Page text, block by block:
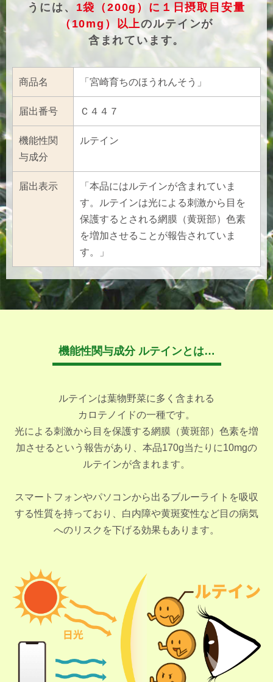
うには、 1袋（200g）に１日摂取目安量
（10mg）以上のルテインが
含まれています。
商品名 「宮崎育ちのほうれんそう」
届出番号 Ｃ４４７
機能性関
与成分
ルテイン
届出表示
「本品にはルテインが含まれていま
す。ルテインは光による刺激から目を
保護するとされる網膜（黄斑部）色素
を増加させることが報告されていま
す。」
機能性関与成分 ルテインとは…
ルテインは葉物野菜に多く含まれる
カロテノイドの一種です。
光による刺激から目を保護する網膜（黄斑部）色素を増
加させるという報告があり、 本品170g当たりに10mgの
ルテインが含まれます。
スマートフォンやパソコンから出るブルーライトを吸収
する性質を持っており、 白内障や黄斑変性など目の病気
へのリスクを下げる効果もあります。